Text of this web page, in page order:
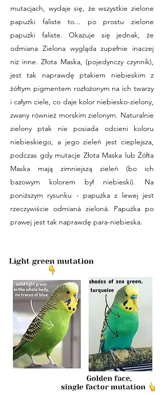
mutacjach, wydaje się, że wszystkie zielone
papużki faliste to... po prostu zielone
papużki faliste. Okazuje się jednak, że
odmiana Zielona wygląda zupełnie inaczej
niż inne. Złota Maska, (pojedynczy czynnik),
jest tak naprawdę ptakiem niebieskim z
żółtym pigmentem rozłożonym na ich twarzy
i całym ciele, co daje kolor niebiesko-zielony,
zwany również morskim zielonym. Naturalnie
zielony ptak nie posiada odcieni koloru
niebieskiego, a jego zieleń jest cieplejsza,
podczas gdy mutacje Złota Maska lub Żółta
Maska mają zimniejszą zieleń (bo ich
bazowym kolorem był niebieski). Na
poniższym rysunku - papużka z lewej jest
rzeczywiście odmianà zielonà. Papużka po
prawej jest tak naprawdę para-niebieska.